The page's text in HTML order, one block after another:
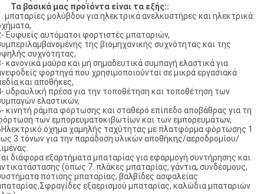
Τα βασικά μας προϊόντα είναι τα εξής::
μπαταρίες μολύβδου για ηλεκτρικά ανελκυστήρες και ηλεκτρικά
Ευφυείς αυτόματοι φορτιστές μπαταριών,
της βιομηχανικής συχνότητας και της
συχνότητας,
κανονικά μαύρα και μη σημαδευτικά συμπαγή ελαστικά για
φορτηγά που χρησιμοποιούνται σε μικρά εργασιακά
και αποθήκες,
υδραυλική πρέσα για την τοποθέτηση και τοποθέτηση των
ελαστικών,
κινητή ράμπα φόρτωσης και σταθερό επίπεδο αποβάθρας για τη
των εμπορευματοκιβωτίων και των εμπορευμάτων,
όχημα χαμηλής ταχύτητας με πλατφόρμα φόρτωσης 1
3 τόνων για την παράδοση υλικών αποθήκης/αεροδρομίου/
διάφορα εξαρτήματα μπαταρίας για εφαρμογή συντήρησης και
(όπως 7. πλάκες μπαταρίας, γάντια, συνδέσμους,
πότισης μπαταρίας, βαλβίδες ασφαλείας
εξαερισμού μπαταρίας, καλώδια μπαταριών